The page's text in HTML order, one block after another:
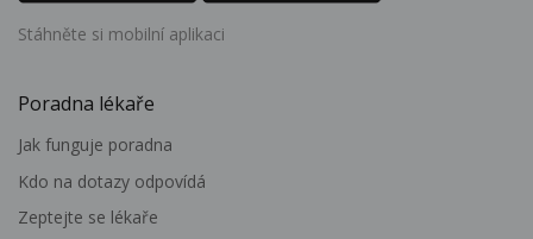
Stáhněte si mobilní aplikaci
Poradna lékaře
Jak funguje poradna
Kdo na dotazy odpovídá
Zeptejte se lékaře